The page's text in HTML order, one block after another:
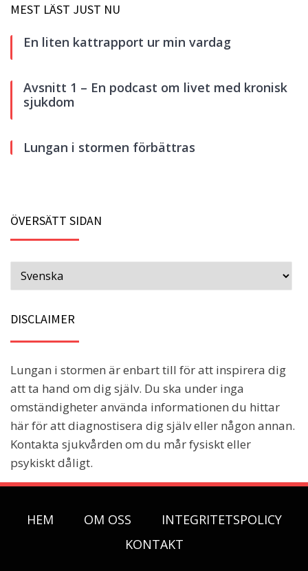
MEST LÄST JUST NU
En liten kattrapport ur min vardag
Avsnitt 1 – En podcast om livet med kronisk
sjukdom
Lungan i stormen förbättras
ÖVERSÄTT SIDAN
DISCLAIMER
Lungan i stormen är enbart till för att inspirera dig
att ta hand om dig själv. Du ska under inga
omständigheter använda informationen du hittar
här för att diagnostisera dig själv eller någon annan.
Kontakta sjukvården om du mår fysiskt eller
psykiskt dåligt.
HEM OM OSS
INTEGRITETSPOLICY
KONTAKT